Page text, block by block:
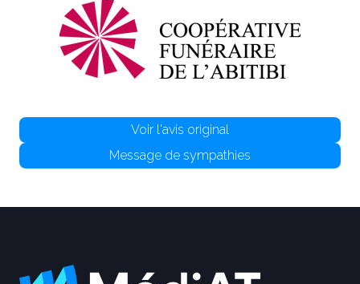
Voir l'avis original
Message de sympathies